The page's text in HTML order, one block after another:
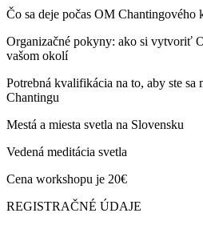
Čo sa deje počas OM Chantingového
Organizačné pokyny: ako si vytvoriť
vašom okolí
Potrebná kvalifikácia na to, aby ste
Chantingu
Mestá a miesta svetla na Slovensku
Vedená meditácia svetla
Cena workshopu je 20€
REGISTRAČNÉ ÚDAJE